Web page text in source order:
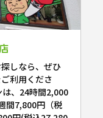
しなら、ぜひ
利用くださ
、24時間2,000
間7,800円（税